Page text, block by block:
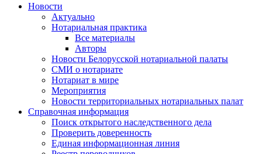
Новости
Актуально
Нотариальная практика
Все материалы
Авторы
Новости Белорусской нотариальной палаты
СМИ о нотариате
Нотариат в мире
Мероприятия
Новости территориальных нотариальных палат
Справочная информация
Поиск открытого наследственного дела
Проверить доверенность
Единая информационная линия